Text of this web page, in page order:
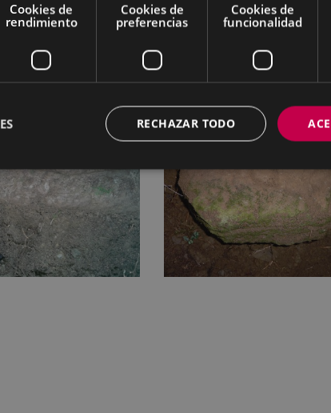
fotos para verlas en formato grande
Cookies de
rendimiento
Cookies de
preferencias
Cookies de
funcionalidad
RECHAZAR TODO